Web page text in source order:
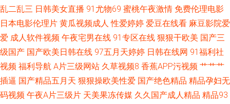
乱二乱三 日韩美女直播 91尤物69 蜜桃午夜激情 免费伦理电影
日本电影伦理片 黄瓜视频成人 性爱婷婷 爱豆在线看 麻豆影院爱
爱 成人软件视频 午夜宅男在线 91专区在线 狠狠干欧美 国产三
级国产 国产欧美日韩在线 97五月天婷婷 日韩在线网 91福利社
视频 福利导航 A片三级网站 久草视频8 香蕉APP污视频 艹艹艹
插逼 国产精品五月天 狠狠操欧美性爱 国产绝色精品 精品孕妇无
码视频 午夜A片三级片 天美果冻传媒 久久国产成人精品 精品93